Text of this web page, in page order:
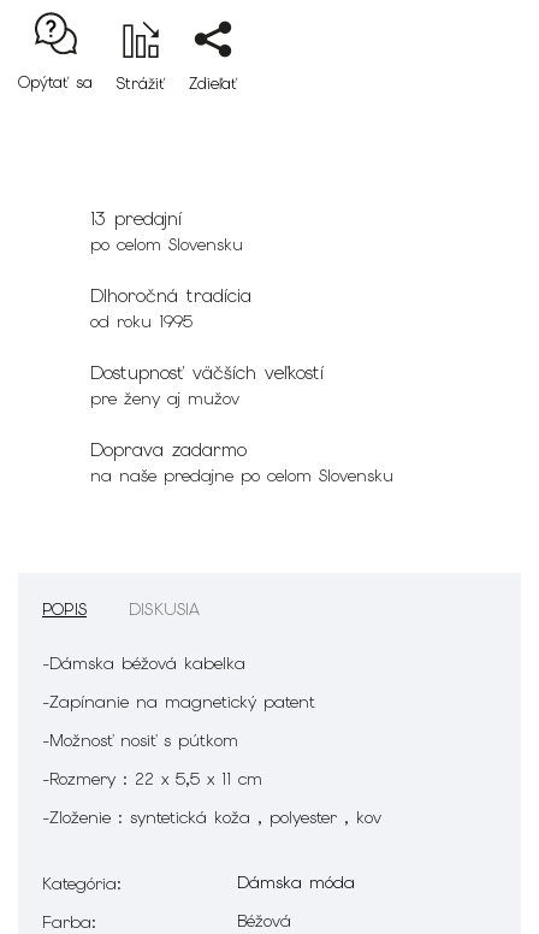
Opýtať sa Strážiť Zdieľať
13 predajní
po celom Slovensku
Dlhoročná tradícia
od roku 1995
Dostupnosť väčších veľkostí
pre ženy aj mužov
Doprava zadarmo
na naše predajne po celom Slovensku
POPIS DISKUSIA
-Dámska béžová kabelka
-Zapínanie na magnetický patent
-Možnosť nosiť s pútkom
-Rozmery : 22 x 5,5 x 11 cm
-Zloženie : syntetická koža , polyester , kov
Kategória:
Dámska móda
Farba: Béžová